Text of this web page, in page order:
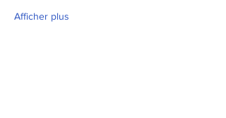
Afficher plus